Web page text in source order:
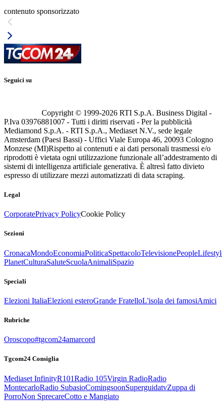
contenuto sponsorizzato
Seguici su
Copyright © 1999-2026 RTI S.p.A. Business Digital -
P.Iva 03976881007 - Tutti i diritti riservati - Per la pubblicità
Mediamond S.p.A. - RTI S.p.A., Mediaset N.V., sede legale
Amsterdam (Paesi Bassi) - Uffici Viale Europa 46, 20093 Cologno
Monzese (MI)Rispetto ai contenuti e ai dati personali trasmessi e/o
riprodotti è vietata ogni utilizzazione funzionale all’addestramento di
sistemi di intelligenza artificiale generativa. È altresì fatto divieto
espresso di utilizzare mezzi automatizzati di data scraping.
Legal
CorporatePrivacy PolicyCookie Policy
Sezioni
CronacaMondoEconomiaPoliticaSpettacoloTelevisionePeople
PlanetCulturaSaluteScuolaAnimaliSpazio
Speciali
Elezioni ItaliaElezioni esteroGrande FratelloL'isola dei famosiAmici
Rubriche
Oroscopo#tgcom24amarcord
Tgcom24 Consiglia
Mediaset InfinityR101Radio 105Virgin RadioRadio
MontecarloRadio SubasioComingsoonSuperguidatvZuppa di
PorroNon SprecareCotto e Mangiato